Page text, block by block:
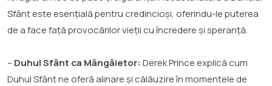
Sfânt este esențială pentru credincioși, oferindu-le puterea
de a face față provocărilor vieții cu încredere și speranță.
–Duhul Sfânt ca Mângâietor: Derek Prince explică cum
Duhul Sfânt ne oferă alinare și călăuzire în momentele de